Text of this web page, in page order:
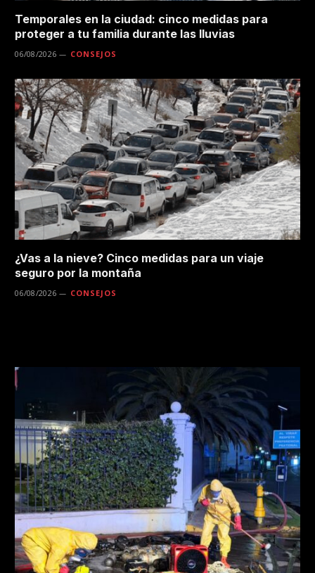
Temporales en la ciudad: cinco medidas para
proteger a tu familia durante las lluvias
06/08/2026 CONSEJOS
¿Vas a la nieve? Cinco medidas para un viaje
seguro por la montaña
06/08/2026 CONSEJOS